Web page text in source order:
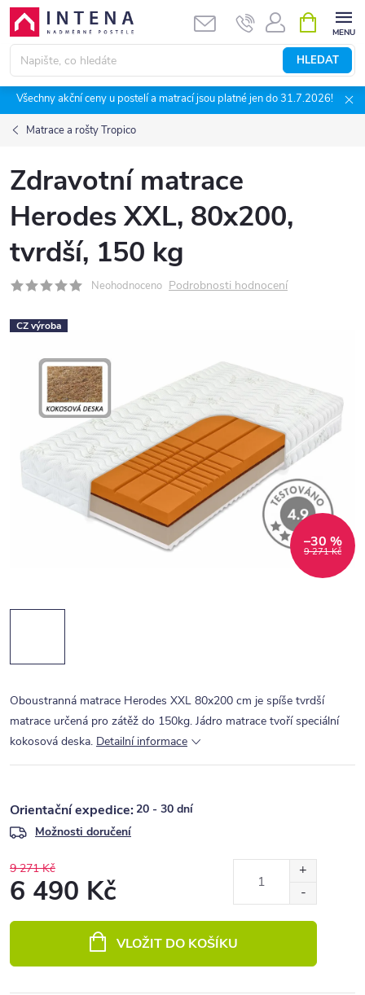
Přejít
obsah
HLEDAT
NÁKUPNÍ
KOŠÍK
Všechny akční ceny u postelí a matrací jsou platné jen do 31.7.2026!
Matrace a rošty Tropico
Zdravotní matrace
Herodes XXL, 80x200,
tvrdší, 150 kg
Neohodnoceno Podrobnosti hodnocení
CZ výroba
9 271 Kč
–30 %
Oboustranná matrace Herodes XXL 80x200 cm je spíše tvrdší
matrace určená pro zátěž do 150kg. Jádro matrace tvoří speciální
kokosová deska. Detailní informace
20 - 30 dní
Možnosti doručení
9 271 Kč
6 490 Kč
VLOŽIT DO KOŠÍKU